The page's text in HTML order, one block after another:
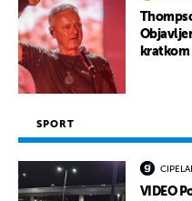
kratkom
SPORT
VIDEO